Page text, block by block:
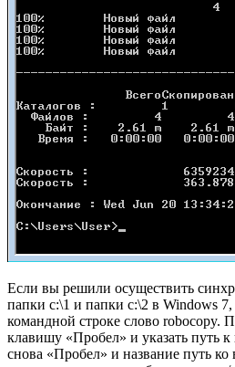
Если вы решили осуществить
папки c:\1 и папки c:\2 в Windows 7,
командной строке слово robocopy.
клавишу «Пробел» и указать путь
снова «Пробел» и название путь